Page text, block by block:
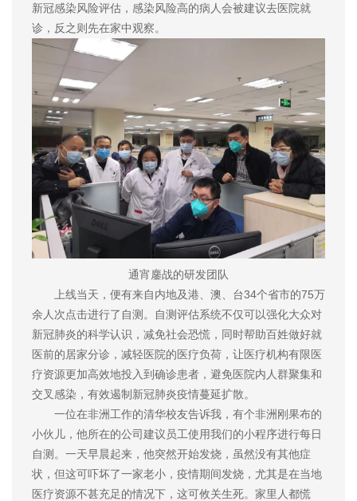
新冠感染风险评估，感染风险高的病人会被建议去医院就
诊，反之则先在家中观察。
通宵鏖战的研发团队
上线当天，便有来自内地及港、澳、台34个省市的75万
余人次点击进行了自测。自测评估系统不仅可以强化大众对
新冠肺炎的科学认识，减免社会恐慌，同时帮助百姓做好就
医前的居家分诊，减轻医院的医疗负荷，让医疗机构有限医
疗资源更加高效地投入到确诊患者，避免医院内人群聚集和
交叉感染，有效遏制新冠肺炎疫情蔓延扩散。
一位在非洲工作的清华校友告诉我，有个非洲刚果布的
小伙儿，他所在的公司建议员工使用我们的小程序进行每日
自测。一天早晨起来，他突然开始发烧，虽然没有其他症
状，但这可吓坏了一家老小，疫情期间发烧，尤其是在当地
医疗资源不甚充足的情况下，这可攸关生死。家里人都慌